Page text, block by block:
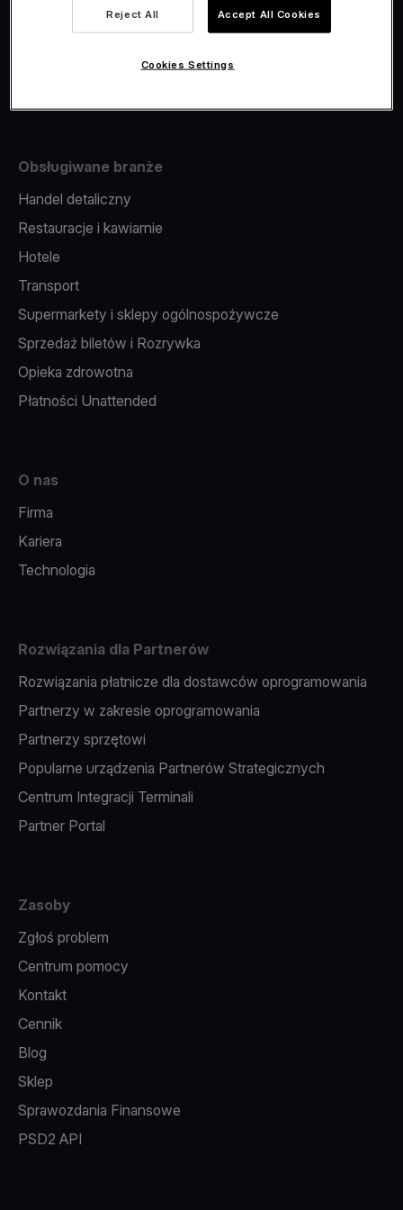
Fiskalizacja
Obsługiwane branże
Handel detaliczny
Restauracje i kawiarnie
Hotele
Transport
Supermarkety i sklepy ogólnospożywcze
Sprzedaż biletów i Rozrywka
Opieka zdrowotna
Płatności Unattended
O nas
Firma
Kariera
Technologia
Rozwiązania dla Partnerów
Rozwiązania płatnicze dla dostawców oprogramowania
Partnerzy w zakresie oprogramowania
Partnerzy sprzętowi
Popularne urządzenia Partnerów Strategicznych
Centrum Integracji Terminali
Partner Portal
Zasoby
Zgłoś problem
Centrum pomocy
Kontakt
Cennik
Blog
Sklep
Sprawozdania Finansowe
PSD2 API
Reject All Accept All Cookies
Cookies Settings